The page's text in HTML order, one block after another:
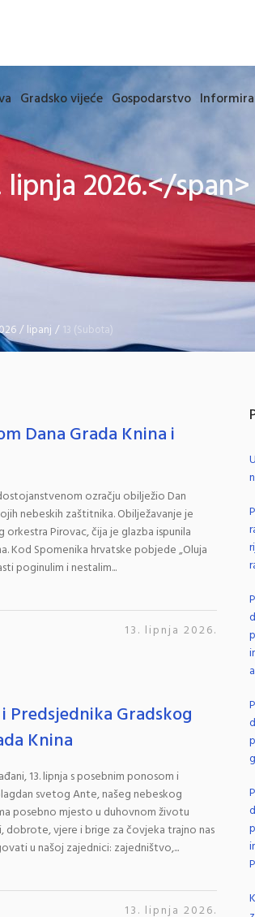
Gradsko vijeće Gospodarstvo
lipnja 2026.</span>
/lipanj /13 (Subota)
Dana Grada Knina i
ozračju obilježio Dan
nebeskih zaštitnika. Obilježavanje je
Pirovac, čija je glazba ispunila
Kod Spomenika hrvatske pobjede „Oluja
poginulim i nestalim...
13. lipnja 2026.
Predsjednika Gradskog
Knina
13. lipnja s posebnim ponosom i
svetog Ante, našeg nebeskog
posebno mjesto u duhovnom životu
dobrote, vjere i brige za čovjeka trajno nas
u našoj zajednici: zajedništvo,...
13. lipnja 2026.